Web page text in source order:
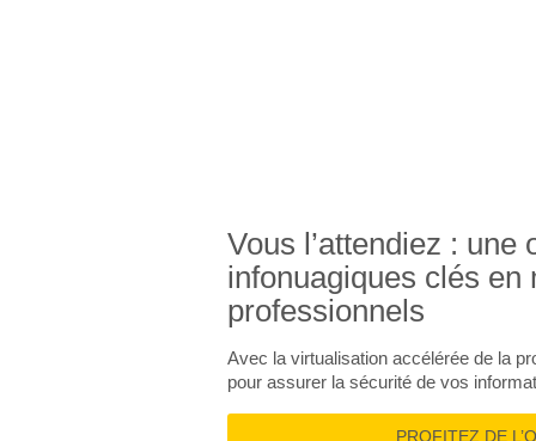
Vous l’attendiez : une
infonuagiques clés
professionnels
Avec la virtualisation accélérée de la
pour assurer la sécurité de vos
PROFITEZ DE